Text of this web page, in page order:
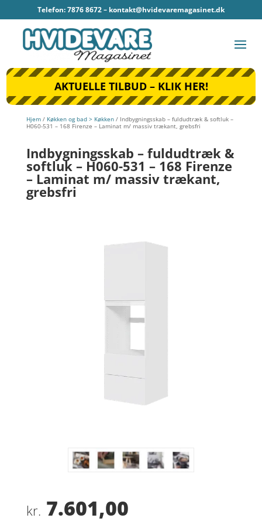
Telefon: 7876 8672 – kontakt@hvidevaremagasinet.dk
AKTUELLE TILBUD – KLIK HER!
Hjem/ Køkken og bad > Køkken/ Indbygningsskab – fuldudtræk & softluk –
H060-531 – 168 Firenze – Laminat m/ massiv trækant, grebsfri
Indbygningsskab – fuldudtræk &
softluk – H060-531 – 168 Firenze
– Laminat m/ massiv trækant,
grebsfri
kr. 7.601,00